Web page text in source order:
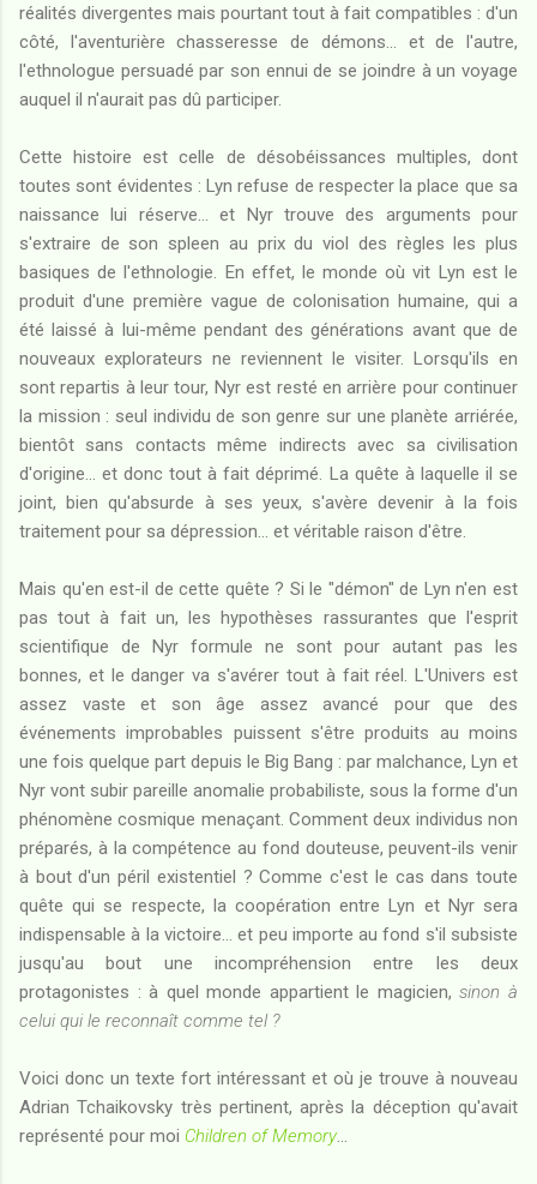
réalités divergentes mais pourtant tout à fait compatibles : d'un
côté, l'aventurière chasseresse de démons... et de l'autre,
l'ethnologue persuadé par son ennui de se joindre à un voyage
auquel il n'aurait pas dû participer.
Cette histoire est celle de désobéissances multiples, dont
toutes sont évidentes : Lyn refuse de respecter la place que sa
naissance lui réserve... et Nyr trouve des arguments pour
s'extraire de son spleen au prix du viol des règles les plus
basiques de l'ethnologie. En effet, le monde où vit Lyn est le
produit d'une première vague de colonisation humaine, qui a
été laissé à lui-même pendant des générations avant que de
nouveaux explorateurs ne reviennent le visiter. Lorsqu'ils en
sont repartis à leur tour, Nyr est resté en arrière pour continuer
la mission : seul individu de son genre sur une planète arriérée,
bientôt sans contacts même indirects avec sa civilisation
d'origine... et donc tout à fait déprimé. La quête à laquelle il se
joint, bien qu'absurde à ses yeux, s'avère devenir à la fois
traitement pour sa dépression... et véritable raison d'être.
Mais qu'en est-il de cette quête ? Si le "démon" de Lyn n'en est
pas tout à fait un, les hypothèses rassurantes que l'esprit
scientifique de Nyr formule ne sont pour autant pas les
bonnes, et le danger va s'avérer tout à fait réel. L'Univers est
assez vaste et son âge assez avancé pour que des
événements improbables puissent s'être produits au moins
une fois quelque part depuis le Big Bang : par malchance, Lyn et
Nyr vont subir pareille anomalie probabiliste, sous la forme d'un
phénomène cosmique menaçant. Comment deux individus non
préparés, à la compétence au fond douteuse, peuvent-ils venir
à bout d'un péril existentiel ? Comme c'est le cas dans toute
quête qui se respecte, la coopération entre Lyn et Nyr sera
indispensable à la victoire... et peu importe au fond s'il subsiste
jusqu'au bout une incompréhension entre les deux
protagonistes : à quel monde appartient le magicien,sinon à
celui qui le reconnaît comme tel ?
Voici donc un texte fort intéressant et où je trouve à nouveau
Adrian Tchaikovsky très pertinent, après la déception qu'avait
représenté pour moi Children of Memory...